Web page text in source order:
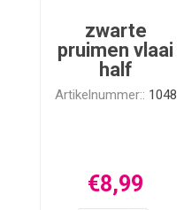
zwarte
pruimen vlaai
half
Artikelnummer:: 1048
€8,99